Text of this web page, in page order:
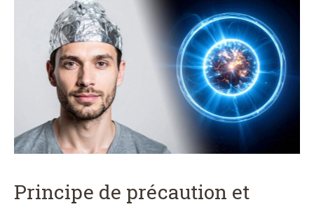
Principe de précaution et